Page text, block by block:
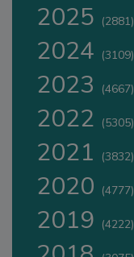
2025 (2881)
2024 (3109)
2023 (4667)
2022 (5305)
2021 (3832)
2020 (4777)
2019 (4222)